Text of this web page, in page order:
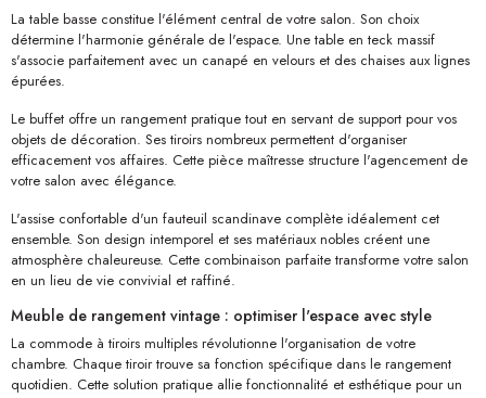
La table basse constitue l'élément central de votre salon. Son choix
détermine l'harmonie générale de l'espace. Une table en teck massif
s'associe parfaitement avec un canapé en velours et des chaises aux lignes
épurées.
Le buffet offre un rangement pratique tout en servant de support pour vos
objets de décoration. Ses tiroirs nombreux permettent d'organiser
efficacement vos affaires. Cette pièce maîtresse structure l'agencement de
votre salon avec élégance.
L'assise confortable d'un fauteuil scandinave complète idéalement cet
ensemble. Son design intemporel et ses matériaux nobles créent une
atmosphère chaleureuse. Cette combinaison parfaite transforme votre salon
en un lieu de vie convivial et raffiné.
Meuble de rangement vintage : optimiser l'espace avec style
La commode à tiroirs multiples révolutionne l'organisation de votre
chambre. Chaque tiroir trouve sa fonction spécifique dans le rangement
quotidien. Cette solution pratique allie fonctionnalité et esthétique pour un